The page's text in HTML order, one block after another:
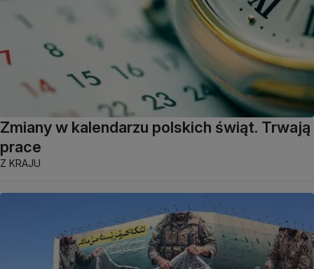
Zmiany w kalendarzu polskich świąt. Trwają
prace
Z KRAJU